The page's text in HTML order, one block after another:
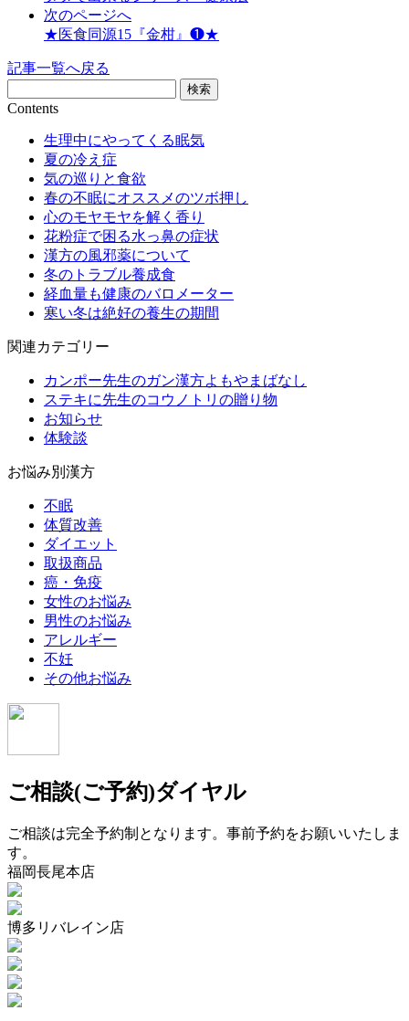
次のページへ
★医食同源15『金柑』❶★
記事一覧へ戻る
Contents
生理中にやってくる眠気
夏の冷え症
気の巡りと食欲
春の不眠にオススメのツボ押し
心のモヤモヤを解く香り
花粉症で困る水っ鼻の症状
漢方の風邪薬について
冬のトラブル養成食
経血量も健康のバロメーター
寒い冬は絶好の養生の期間
関連カテゴリー
カンポー先生のガン漢方よもやまばなし
ステキに先生のコウノトリの贈り物
お知らせ
体験談
お悩み別漢方
不眠
体質改善
ダイエット
取扱商品
癌・免疫
女性のお悩み
男性のお悩み
アレルギー
不妊
その他お悩み
ご相談(ご予約)ダイヤル
ご相談は完全予約制となります。事前予約をお願いいたしま
す。
福岡長尾本店
博多リバレイン店